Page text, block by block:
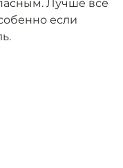
Лучше всё
если